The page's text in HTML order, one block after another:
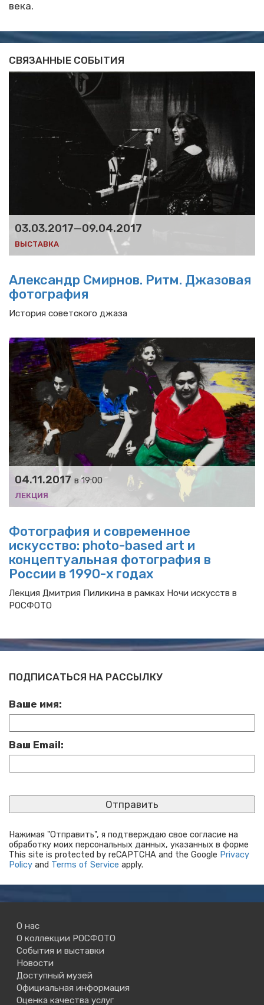
века.
СВЯЗАННЫЕ СОБЫТИЯ
03.03.2017—09.04.2017
ВЫСТАВКА
Александр Смирнов. Ритм. Джазовая
фотография
История советского джаза
04.11.2017 в 19:00
ЛЕКЦИЯ
Фотография и современное
искусство: photo-based art и
концептуальная фотография в
России в 1990-х годах
Лекция Дмитрия Пиликина в рамках Ночи искусств в
РОСФОТО
ПОДПИСАТЬСЯ НА РАССЫЛКУ
Ваше имя:
Ваш Email:
Нажимая "Отправить", я подтверждаю свое согласие на
обработку моих персональных данных, указанных в форме
This site is protected by reCAPTCHA and the Google Privacy
Policy and Terms of Service apply.
О нас
О коллекции РОСФОТО
События и выставки
Новости
Доступный музей
Официальная информация
Оценка качества услуг